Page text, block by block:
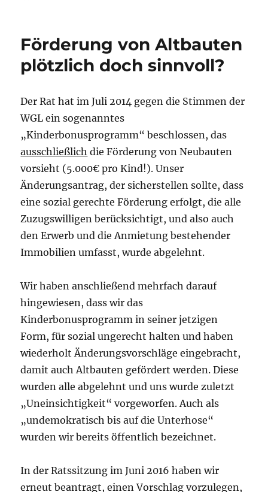
Förderung von Altbauten
plötzlich doch sinnvoll?
Der Rat hat im Juli 2014 gegen die Stimmen der
WGL ein sogenanntes
„Kinderbonusprogramm“ beschlossen, das
ausschließlich die Förderung von Neubauten
vorsieht (5.000€ pro Kind!). Unser
Änderungsantrag, der sicherstellen sollte, dass
eine sozial gerechte Förderung erfolgt, die alle
Zuzugswilligen berücksichtigt, und also auch
den Erwerb und die Anmietung bestehender
Immobilien umfasst, wurde abgelehnt.
Wir haben anschließend mehrfach darauf
hingewiesen, dass wir das
Kinderbonusprogramm in seiner jetzigen
Form, für sozial ungerecht halten und haben
wiederholt Änderungsvorschläge eingebracht,
damit auch Altbauten gefördert werden. Diese
wurden alle abgelehnt und uns wurde zuletzt
„Uneinsichtigkeit“ vorgeworfen. Auch als
„undemokratisch bis auf die Unterhose“
wurden wir bereits öffentlich bezeichnet.
In der Ratssitzung im Juni 2016 haben wir
erneut beantragt, einen Vorschlag vorzulegen,